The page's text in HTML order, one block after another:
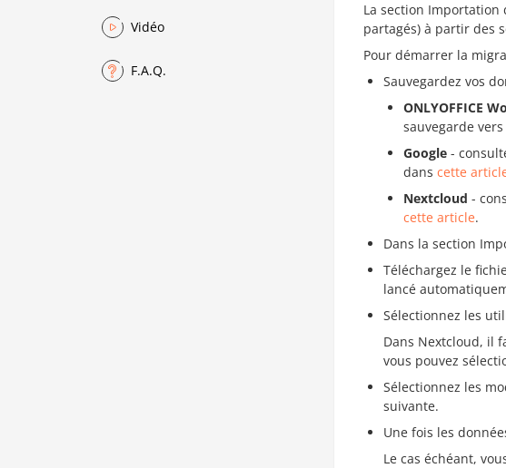
Vidéo
F.A.Q.
La section
partagés) à partir des
Pour démarrer la
Sauvegardez vos
ONLYOFFICE
sauvegarde
Google -
dans cette
Nextcloud -
cette article.
Dans la section
Téléchargez le
lancé
Sélectionnez les
Dans Nextcloud, il
vous pouvez
Sélectionnez les
suivante.
Une fois les
Le cas échéant,